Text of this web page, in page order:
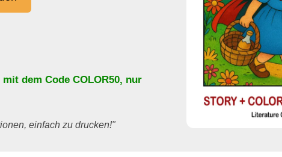
mit dem Code COLOR50, nur
einfach zu drucken!"